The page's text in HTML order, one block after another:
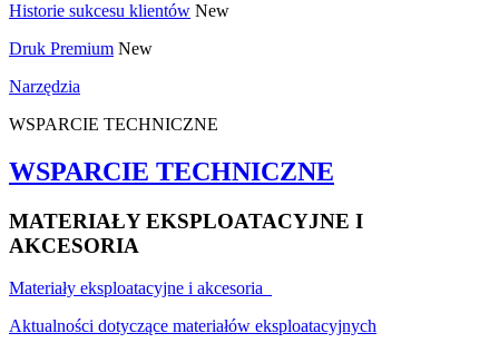
Historie sukcesu klientów New
Druk Premium New
Narzędzia
WSPARCIE TECHNICZNE
WSPARCIE TECHNICZNE
MATERIAŁY EKSPLOATACYJNE I
AKCESORIA
Materiały eksploatacyjne i akcesoria
Aktualności dotyczące materiałów eksploatacyjnych